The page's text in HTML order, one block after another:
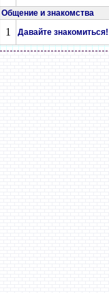
Общение и знакомства
1 Давайте знакомиться!